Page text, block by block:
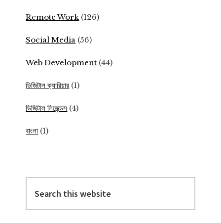
Remote Work (126)
Social Media (56)
Web Development (44)
ডিজিটাল ক্যারিয়ার (1)
ডিজিটাল লিজেন্ডস (4)
বাংলা (1)
this
website